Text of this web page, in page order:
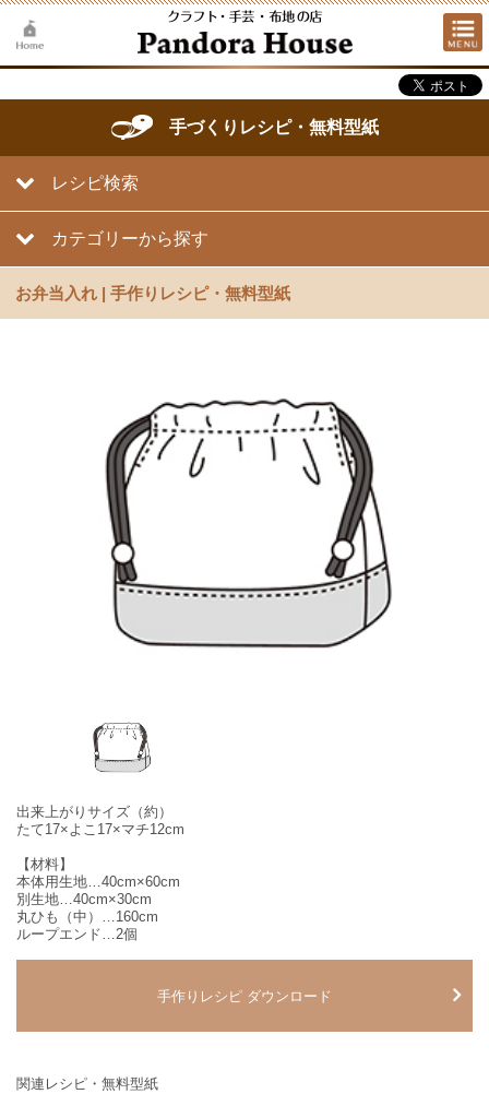
手づくりレシピ・無料型紙
レシピ検索
カテゴリーから探す
お弁当入れ | 手作りレシピ・無料型紙
出来上がりサイズ（約）
たて17×よこ17×マチ12cm
【材料】
本体用生地…40cm×60cm
別生地…40cm×30cm
丸ひも（中）…160cm
ループエンド…2個
手作りレシピ ダウンロード
関連レシピ・無料型紙